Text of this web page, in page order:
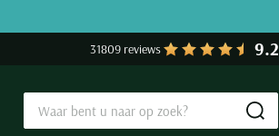
31809 reviews 9.2